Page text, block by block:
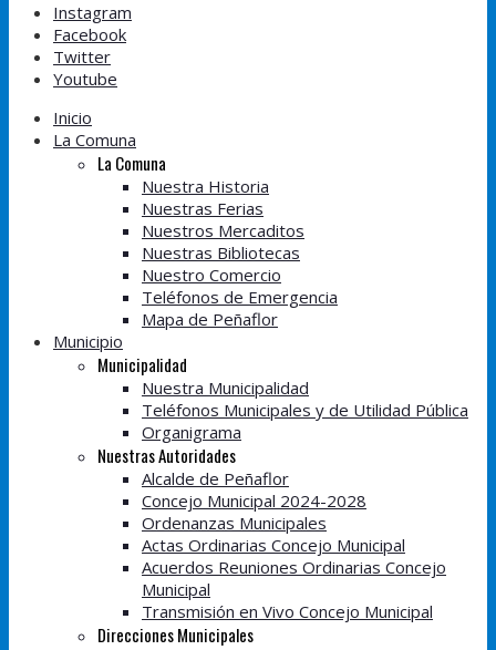
Instagram
Facebook
Twitter
Youtube
Inicio
La Comuna
La Comuna
Nuestra Historia
Nuestras Ferias
Nuestros Mercaditos
Nuestras Bibliotecas
Nuestro Comercio
Teléfonos de Emergencia
Mapa de Peñaflor
Municipio
Municipalidad
Nuestra Municipalidad
Teléfonos Municipales y de Utilidad Pública
Organigrama
Nuestras Autoridades
Alcalde de Peñaflor
Concejo Municipal 2024-2028
Ordenanzas Municipales
Actas Ordinarias Concejo Municipal
Acuerdos Reuniones Ordinarias Concejo
Municipal
Transmisión en Vivo Concejo Municipal
Direcciones Municipales